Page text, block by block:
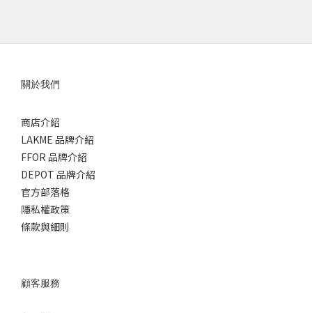
關於我們
商店介紹
LAKME 品牌介紹
FFOR 品牌介紹
DEPOT 品牌介紹
官方部落格
隱私權政策
條款與細則
顧客服務